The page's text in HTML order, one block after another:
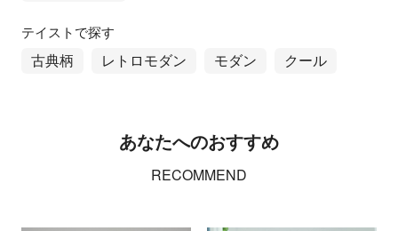
テイストで探す
古典柄 レトロモダン モダン クール
あなたへのおすすめ
RECOMMEND